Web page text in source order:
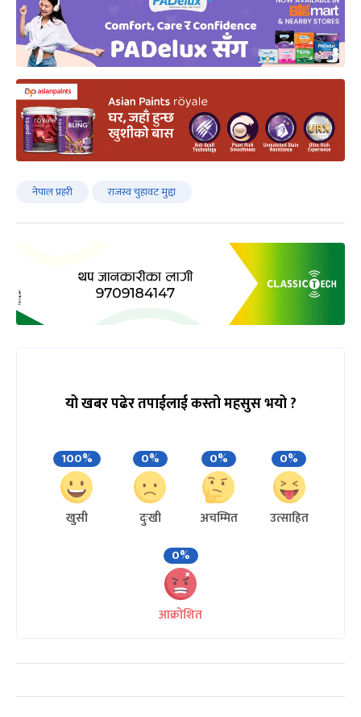
नेपाल प्रहरी राजस्व चुहावट मुद्दा
यो खबर पढेर तपाईलाई कस्तो महसुस भयो ?
100%
खुसी
0%
दुःखी
0%
अचम्मित
0%
उत्साहित
0%
आक्रोशित